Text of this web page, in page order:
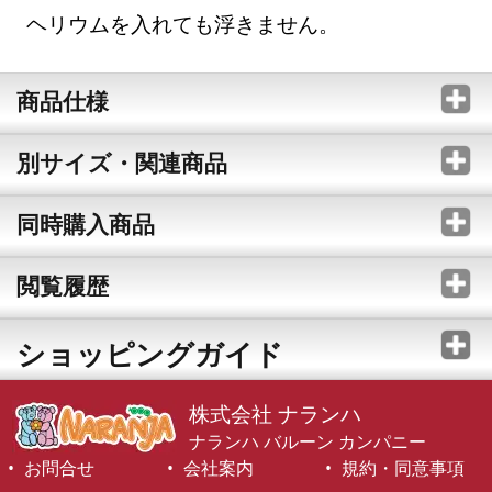
ヘリウムを入れても浮きません。
商品仕様
別サイズ・関連商品
同時購入商品
閲覧履歴
ショッピングガイド
株式会社 ナランハ
ナランハ バルーン カンパニー
お問合せ
会社案内 規約・同意事項